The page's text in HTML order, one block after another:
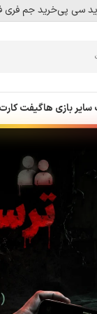
سی پیخرید جم فری
بازی هاگیفت کارت